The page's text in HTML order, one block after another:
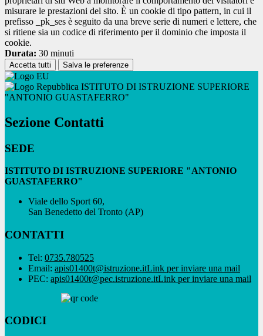
misurare le prestazioni del sito. È un cookie di tipo pattern, in cui il
prefisso _pk_ses è seguito da una breve serie di numeri e lettere, che
si ritiene sia un codice di riferimento per il dominio che imposta il
cookie.
Durata: 30 minuti
Accetta tutti Salva le preferenze
ISTITUTO DI ISTRUZIONE SUPERIORE
"ANTONIO GUASTAFERRO"
Sezione Contatti
SEDE
ISTITUTO DI ISTRUZIONE SUPERIORE "ANTONIO
GUASTAFERRO"
Viale dello Sport 60,
San Benedetto del Tronto (AP)
CONTATTI
Tel: 0735.780525
Email: apis01400t@istruzione.itLink per inviare una mail
PEC: apis01400t@pec.istruzione.itLink per inviare una mail
CODICI